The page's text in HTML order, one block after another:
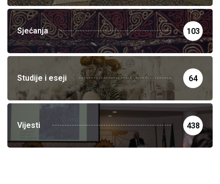
Sjećanja 103
Studije i eseji 64
Vijesti 438